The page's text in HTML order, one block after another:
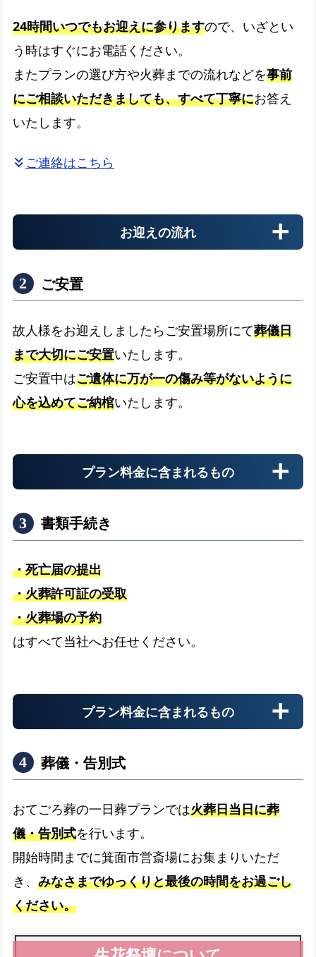
回
答
箕
面
場
の
対
町
域
24時間いつでもお迎えに参りますので、いざとい
う時はすぐにお電話ください。
またプランの選び方や火葬までの流れなどを事前
にご相談いただきましても、すべて丁寧にお答え
いたします。
keyboard_double_arrow_downご連絡はこちら
お迎えの流れ
病院
expand_more病院からのお迎えの流れ
介護施設
expand_more介護施設へのお迎えの流れ
警察署
ご安置
故人様をお迎えしましたらご安置場所にて葬儀日
まで大切にご安置いたします。
ご安置中はご遺体に万が一の傷み等がないように
心を込めてご納棺いたします。
プラン料金に含まれるもの
お迎え先からの搬送料金
安置料金
ドライアイス
最大3日分まで無料です
お棺
書類手続き
・死亡届の提出
・火葬許可証の受取
・火葬場の予約
はすべて当社へお任せください。
プラン料金に含まれるもの
書類手続き代行
書類手続きはすべて代行します
葬儀・告別式
おてごろ葬の一日葬プランでは火葬日当日に葬
儀・告別式を行います。
開始時間までに箕面市営斎場にお集まりいただ
き、 みなさまでゆっくりと最後の時間をお過ごし
ください。